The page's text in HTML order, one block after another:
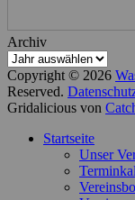
Archiv
Copyright © 2026
Reserved.
Gridalicious von
oben
Startseite
Unser